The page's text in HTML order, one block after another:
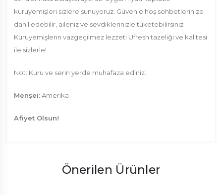
kuruyemişleri sizlere sunuyoruz. Güvenle hoş sohbetlerinize
dahil edebilir, aileniz ve sevdiklerinizle tüketebilirsiniz.
Kuruyemişlerin vazgeçilmez lezzeti Ufresh tazeliği ve kalitesi
ile sizlerle!
Not: Kuru ve serin yerde muhafaza ediniz.
Menşei:Amerika
Afiyet Olsun!
Önerilen Ürünler